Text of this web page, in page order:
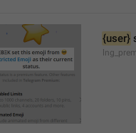
{user}